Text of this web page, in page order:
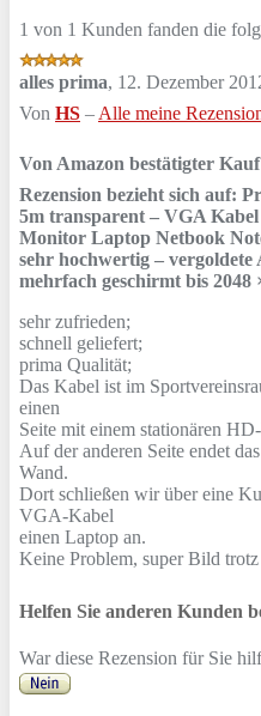
1 von 1 Kunden fanden die
alles prima, 12. Dezember
Von HS – Alle meine
Von Amazon bestätigter Kauf
Rezension bezieht sich auf:
5m transparent – VGA
Monitor Laptop Netbook
sehr hochwertig –
mehrfach geschirmt bis
sehr zufrieden;
schnell geliefert;
prima Qualität;
Das Kabel ist im
einen
Seite mit einem stationären
Auf der anderen Seite endet
Wand.
Dort schließen wir über eine
VGA-Kabel
einen Laptop an.
Keine Problem, super Bild
Helfen Sie anderen Kunden
War diese Rezension für Sie